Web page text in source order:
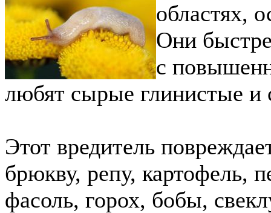
областях,
Они
с
любят сырые глинистые и
Этот вредитель
брюкву, репу, картофель,
фасоль, горох, бобы,